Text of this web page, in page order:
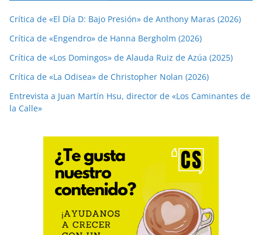
Crítica de «El Día D: Bajo Presión» de Anthony Maras (2026)
Crítica de «Engendro» de Hanna Bergholm (2026)
Crítica de «Los Domingos» de Alauda Ruiz de Azúa (2025)
Crítica de «La Odisea» de Christopher Nolan (2026)
Entrevista a Juan Martín Hsu, director de «Los Caminantes de
la Calle»